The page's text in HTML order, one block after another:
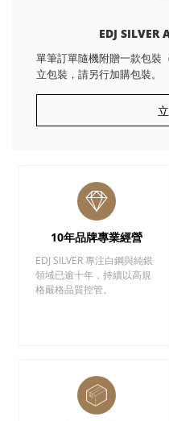
EDJ SILVER
單筆訂單隨機附贈一款包裝
立包裝，請另行加購包裝。
10年品牌專業經營
EDJ SILVER 專注白鋼與純銀
領域已逾十年，持續以高規
格嚴格品質控管。